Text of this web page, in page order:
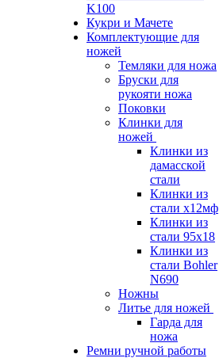
K100
Кукри и Мачете
Комплектующие для
ножей
Темляки для ножа
Бруски для
рукояти ножа
Поковки
Клинки для
ножей
Клинки из
дамасской
стали
Клинки из
стали х12мф
Клинки из
стали 95х18
Клинки из
стали Bohler
N690
Ножны
Литье для ножей
Гарда для
ножа
Ремни ручной работы